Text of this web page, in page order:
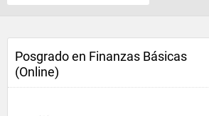
Posgrado en Finanzas Básicas
(Online)